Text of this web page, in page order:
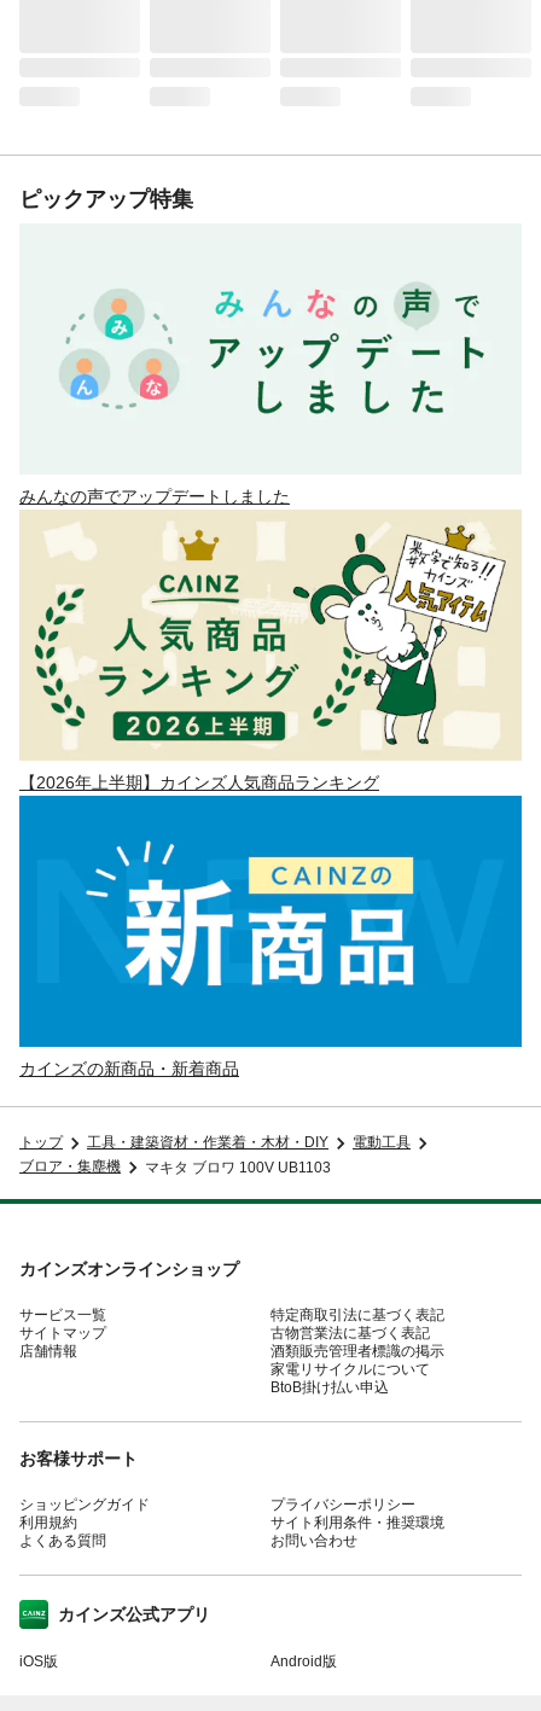
ピックアップ特集
みんなの声でアップデートしました
【2026年上半期】カインズ人気商品ランキング
カインズの新商品・新着商品
トップ 工具・建築資材・作業着・木材・DIY
電動工具
ブロア・集塵機
マキタ ブロワ 100V UB1103
カインズオンラインショップ
サービス一覧
サイトマップ
店舗情報
特定商取引法に基づく表記
古物営業法に基づく表記
酒類販売管理者標識の掲示
家電リサイクルについて
BtoB掛け払い申込
お客様サポート
ショッピングガイド
利用規約
よくある質問
プライバシーポリシー
サイト利用条件・推奨環境
お問い合わせ
カインズ公式アプリ
iOS版 Android版